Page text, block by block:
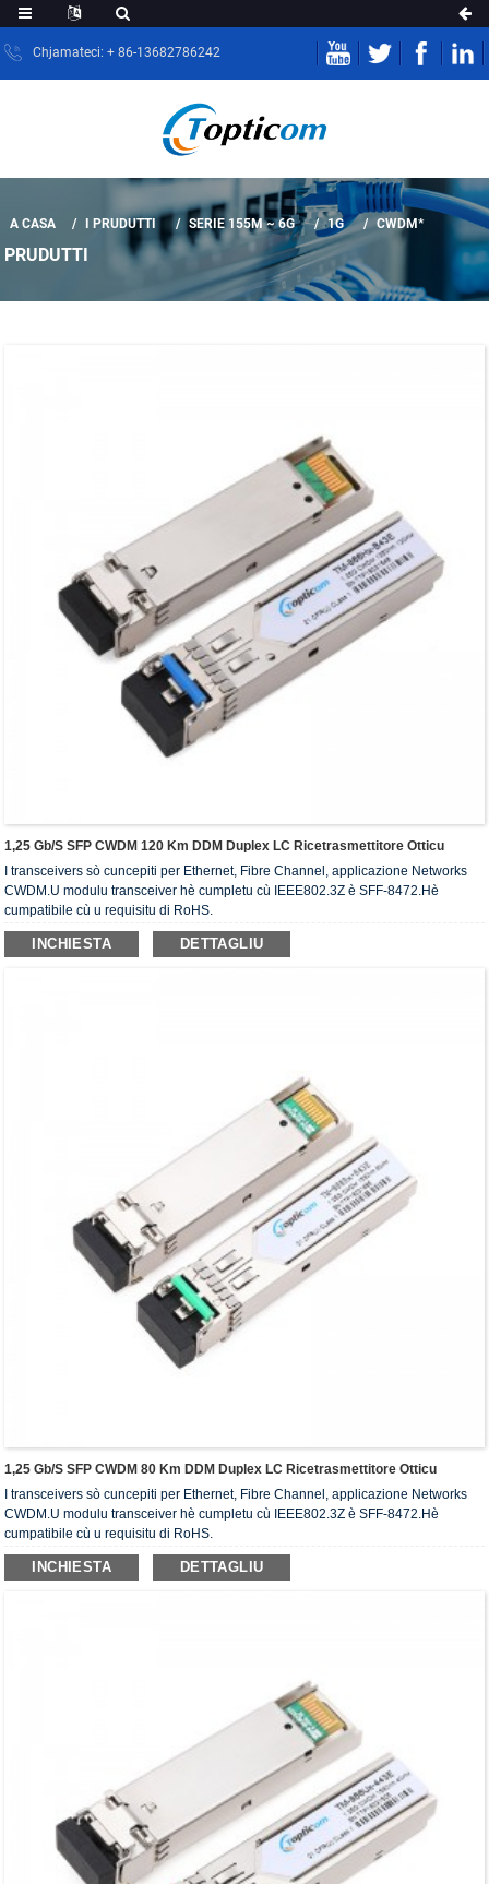
Chjamateci: + 86-13682786242
A CASA I PRUDUTTI SERIE 155M ~ 6G 1G CWDM*
PRUDUTTI
1,25 Gb/s SFP CWDM 120 Km DDM Duplex LC Ricetrasmettitore Otticu
I transceivers sò cuncepiti per Ethernet, Fibre Channel, applicazione Networks
CWDM.U modulu transceiver hè cumpletu cù IEEE802.3Z è SFF-8472.Hè
cumpatibile cù u requisitu di RoHS.
INCHIESTA DETTAGLIU
1,25 Gb/s SFP CWDM 80 Km DDM Duplex LC Ricetrasmettitore Otticu
I transceivers sò cuncepiti per Ethernet, Fibre Channel, applicazione Networks
CWDM.U modulu transceiver hè cumpletu cù IEEE802.3Z è SFF-8472.Hè
cumpatibile cù u requisitu di RoHS.
INCHIESTA DETTAGLIU